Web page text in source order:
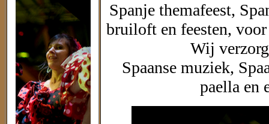
Spanje themafeest,
bruiloft en feesten,
Wij
Spaanse muziek,
paella en